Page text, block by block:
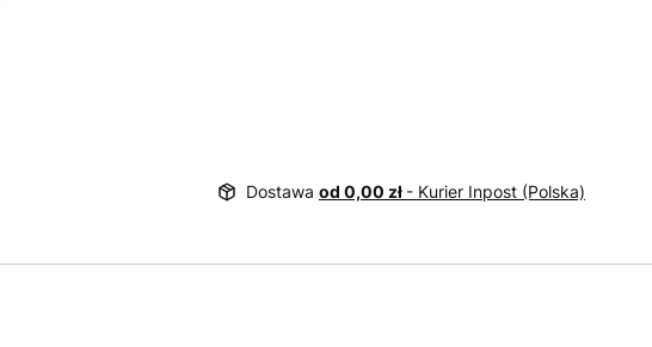
Dostawa od 0,00 zł - Kurier Inpost (Polska)